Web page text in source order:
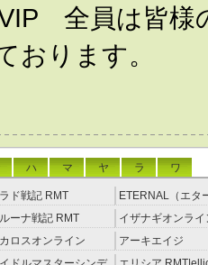
全員は皆様
おります。
ハ マ ヤ ラ ワ
ド戦記 RMT
ETERNAL（エタ
RMT
ーナ戦記 RMT
イザナギオンライ
ロスオンライン
（予約制）
アーキエイジ
RMT|ArcheAge